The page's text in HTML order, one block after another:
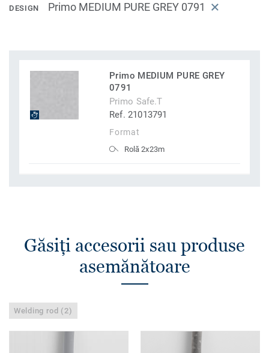
DESIGN Primo MEDIUM PURE GREY 0791
Primo MEDIUM PURE GREY
0791
Primo Safe.T
Ref. 21013791
Format
Rolă 2x23m
Găsiţi accesorii sau produse
asemănătoare
Welding rod (2)